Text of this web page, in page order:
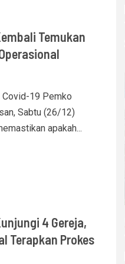
Temukan
Covid-19 Pemko
Sabtu (26/12)
apakah...
4 Gereja,
Terapkan Prokes